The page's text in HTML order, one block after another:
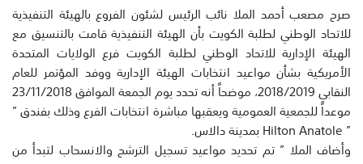
صرح مصعب أحمد الملا نائب الرئيس لشئون الفروع بالهيئة التنفيذية
للاتحاد الوطني لطلبة الكويت بأن الهيئة التنفيذية قامت بالتنسيق مع
الهيئة الإدارية للاتحاد الوطني لطلبة الكويت فرع الولايات المتحدة
الأمريكية بشأن مواعيد انتخابات الهيئة الإدارية ووفد المؤتمر للعام
النقابي 2018/2019، موضحاً أنه تحدد يوم الجمعة الموافق 23/11/2018
موعداً للجمعية العمومية ويعقبها مباشرة انتخابات الفرع وذلك بفندق ”
” Hilton Anatole بمدينة دالاس.
وأضاف الملا ” تم تحديد مواعيد تسجيل الترشح والانسحاب لتبدأ من